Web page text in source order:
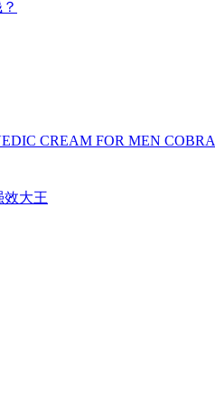
CREAM FOR MEN COBRA
效大王